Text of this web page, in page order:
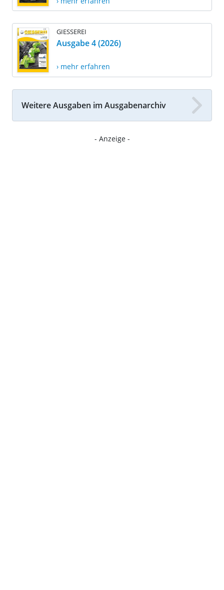
GIESSEREI
Ausgabe 4 (2026)
› mehr erfahren
Weitere Ausgaben im Ausgabenarchiv
- Anzeige -